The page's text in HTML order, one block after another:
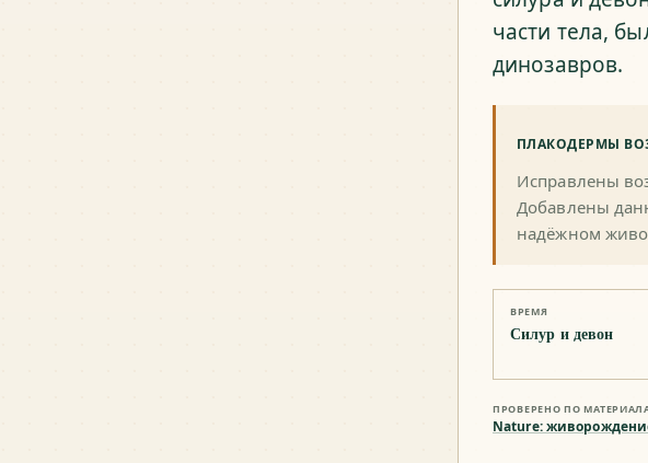
части тела,
динозавров.
ПЛАКОДЕРМЫ
Исправлены
Добавлены
надёжном
ВРЕМЯ
Силур и девон
ПРОВЕРЕНО ПО
Nature: